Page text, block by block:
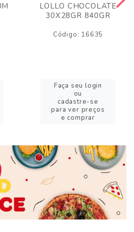
LOLLO CHOCOLATE
30X28GR 840GR
Código: 16635
Faça seu login
ou
cadastre-se
para ver preços
e comprar